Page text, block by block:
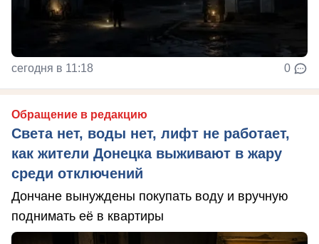
сегодня в 11:18 0
Обращение в редакцию
Света нет, воды нет, лифт не работает,
как жители Донецка выживают в жару
среди отключений
Дончане вынуждены покупать воду и вручную
поднимать её в квартиры